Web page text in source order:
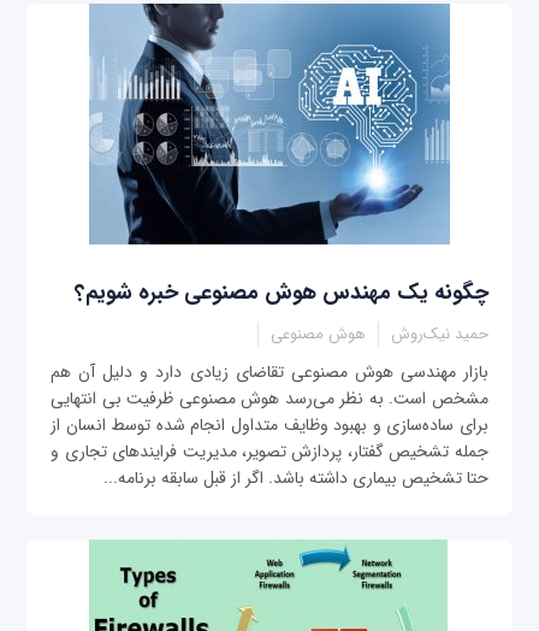
چگونه یک مهندس هوش مصنوعی خبره شویم؟
حمید نیک‌روش هوش مصنوعی
بازار مهندسی هوش مصنوعی تقاضای زیادی دارد و دلیل آن هم
مشخص است. به نظر می‌رسد هوش مصنوعی ظرفیت بی ‌انتهایی
برای ساده‌سازی و بهبود وظایف متداول انجام شده توسط انسان از
جمله تشخیص گفتار، پردازش تصویر، مدیریت فرایندهای تجاری و
حتا تشخیص بیماری داشته باشد. اگر از قبل سابقه برنامه‌...